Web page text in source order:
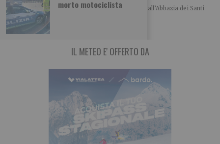
morto motociclista
Nell’anno del 1300° anniversario della fondazione, all’Abbazia dei Santi
Pietro e Andrea di Novalesa sono stati
IL METEO E' OFFERTO DA